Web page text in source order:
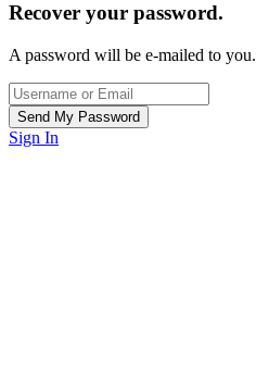
Recover your password.
A password will be e-mailed to you.
Sign In